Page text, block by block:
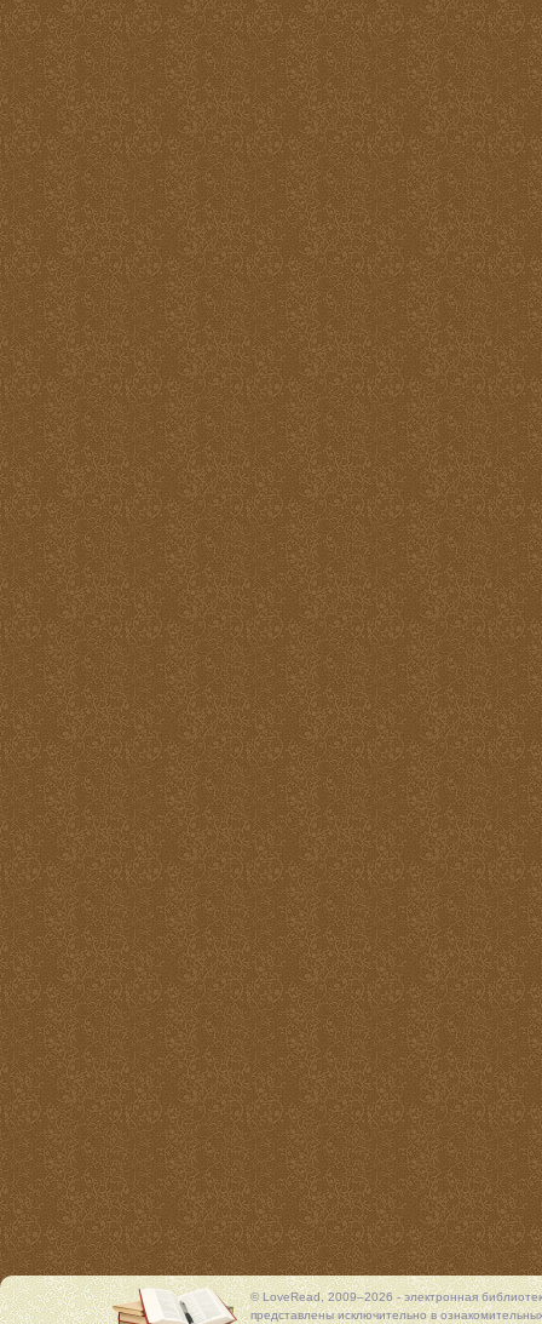
© LoveRead, 2009–2026 - электронная
представлены исключительно в